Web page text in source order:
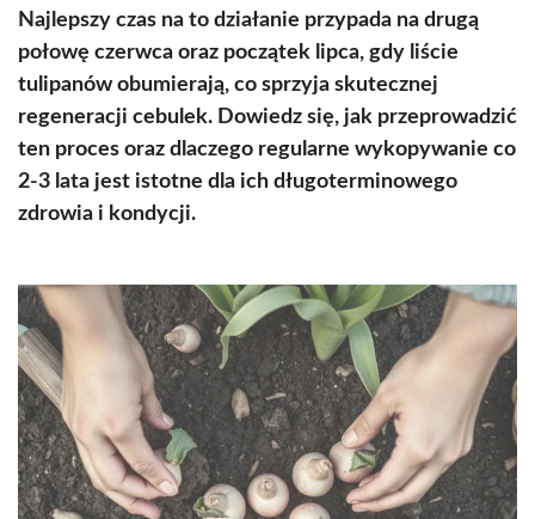
Najlepszy czas na to działanie przypada na drugą
połowę czerwca oraz początek lipca, gdy liście
tulipanów obumierają, co sprzyja skutecznej
regeneracji cebulek. Dowiedz się, jak przeprowadzić
ten proces oraz dlaczego regularne wykopywanie co
2-3 lata jest istotne dla ich długoterminowego
zdrowia i kondycji.